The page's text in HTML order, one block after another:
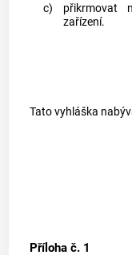
c)
přikrmovat
zařízení.
Tato vyhláška
Příloha č. 1